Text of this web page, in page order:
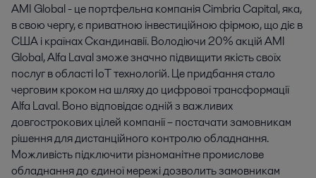
AMI Global - це портфельна компанія Cimbria Capital, яка,
в свою чергу, є приватною інвестиційною фірмою, що діє в
США і країнах Скандинавії. Володіючи 20% акцій AMI
Global, Alfa Laval зможе значно підвищити якість своїх
послуг в області IoT технологій. Це придбання стало
черговим кроком на шляху до цифрової трансформації
Alfa Laval. Воно відповідає одній з важливих
довгострокових цілей компанії – постачати замовникам
рішення для дистанційного контролю обладнання.
Можливість підключити різноманітне промислове
обладнання до єдиної мережі дозволить замовникам